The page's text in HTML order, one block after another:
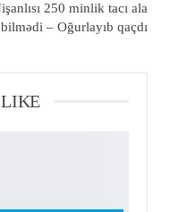
250 minlik tacı ala
bilmədi – Oğurlayıb qaçdı